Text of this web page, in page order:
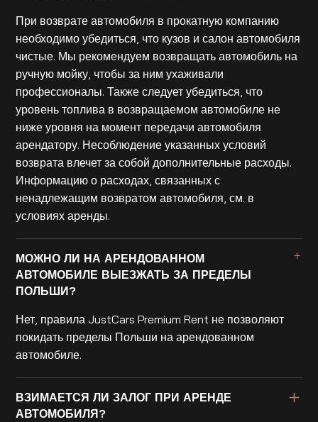
При возврате автомобиля в прокатную компанию
необходимо убедиться, что кузов и салон автомобиля
чистые. Мы рекомендуем возвращать автомобиль на
ручную мойку, чтобы за ним ухаживали
профессионалы. Также следует убедиться, что
уровень топлива в возвращаемом автомобиле не
ниже уровня на момент передачи автомобиля
арендатору. Несоблюдение указанных условий
возврата влечет за собой дополнительные расходы.
Информацию о расходах, связанных с
ненадлежащим возвратом автомобиля, см. в
условиях аренды.
МОЖНО ЛИ НА АРЕНДОВАННОМ
АВТОМОБИЛЕ ВЫЕЗЖАТЬ ЗА ПРЕДЕЛЫ
ПОЛЬШИ?
Нет, правила JustCars Premium Rent не позволяют
покидать пределы Польши на арендованном
автомобиле.
ВЗИМАЕТСЯ ЛИ ЗАЛОГ ПРИ АРЕНДЕ
АВТОМОБИЛЯ?